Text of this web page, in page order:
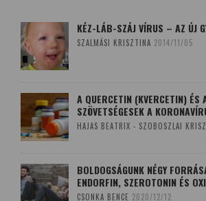
KÉZ-LÁB-SZÁJ VÍRUS – AZ ÚJ
SZALMÁSI KRISZTINA 2014/11/05
A QUERCETIN (KVERCETIN) ÉS
SZÖVETSÉGESEK A
HAJAS BEATRIX - SZOBOSZLAI
BOLDOGSÁGUNK NÉGY
ENDORFIN, SZEROTONIN ÉS
CSONKA BENCE 2020/12/12